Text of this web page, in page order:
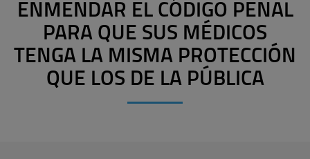
ENMENDAR EL CÓDIGO PENAL
PARA QUE SUS MÉDICOS
TENGA LA MISMA PROTECCIÓN
QUE LOS DE LA PÚBLICA